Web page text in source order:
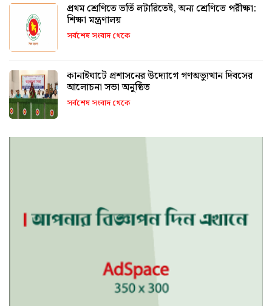
প্রথম শ্রেণিতে ভর্তি লটারিতেই, অন্য শ্রেণিতে পরীক্ষা:
শিক্ষা মন্ত্রণালয়
সর্বশেষ সংবাদ থেকে
কানাইঘাটে প্রশাসনের উদ্যোগে গণঅভ্যুত্থান দিবসের
আলোচনা সভা অনুষ্ঠিত
সর্বশেষ সংবাদ থেকে